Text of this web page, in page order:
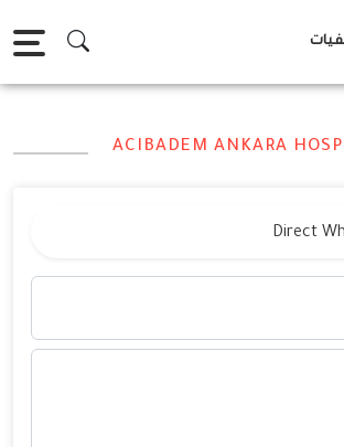
ACIBADEM ANKARA